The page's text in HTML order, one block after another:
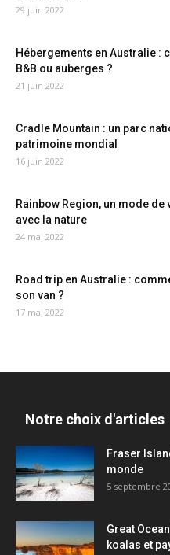
29 juin 2022
Hébergements en Australie :
B&B ou auberges ?
21 juin 2022
Cradle Mountain : un parc
patrimoine mondial
16 juin 2022
Rainbow Region, un mode de
avec la nature
24 mai 2022
Road trip en Australie :
son van ?
17 mai 2022
Notre choix d'articles
Fraser
monde
5 septembre
Great
koalas et